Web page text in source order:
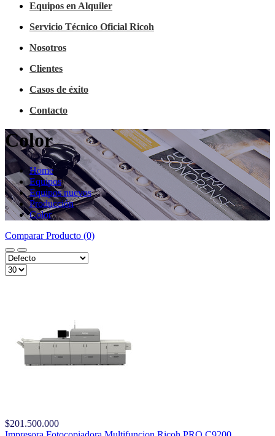
Equipos en Alquiler
Servicio Técnico Oficial Ricoh
Nosotros
Clientes
Casos de éxito
Contacto
Color
Home
Equipos
Equipos nuevos
Producción
Color
Comparar Producto (0)
$201.500.000